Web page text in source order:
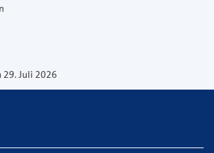
29. Juli 2026